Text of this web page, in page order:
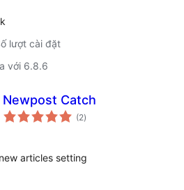
lượt cài đặt
với 6.8.6
Newpost Catch
(2tổng
đánh
)
articles setting